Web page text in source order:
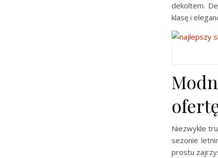
dekoltem.
klasę i
Niezwykle
sezonie
prostu